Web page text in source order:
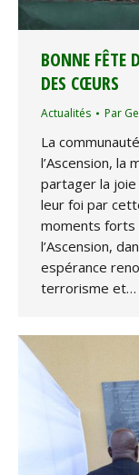
BONNE FÊTE
DES CŒURS
Actualités Par
La
l’Ascension, la
partager la
leur foi par
moments forts
l’Ascension,
espérance
terrorisme et…